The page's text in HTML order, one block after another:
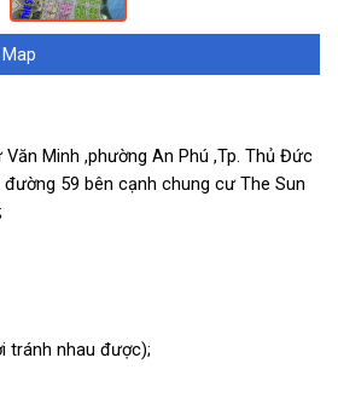
Minh ,phường An Phú ,Tp. Thủ Đức
59 bên cạnh chung cư The Sun
tránh nhau được);